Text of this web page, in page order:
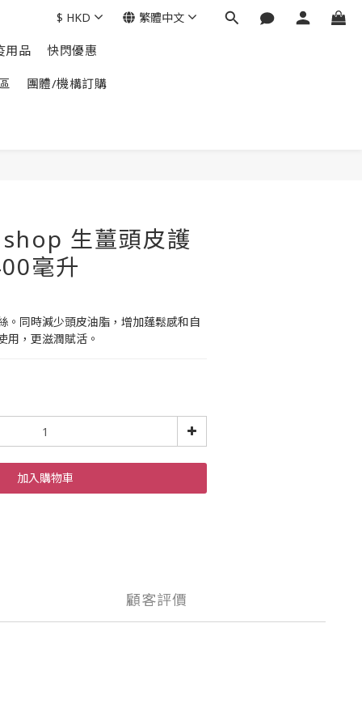
用品 快閃優惠
團體/機構訂購
$ HKD 繁體中文
生薑頭皮護
毫升
。同時減少頭皮油脂，增加蓬鬆感和自
用，更滋潤賦活。
加入購物車
顧客評價